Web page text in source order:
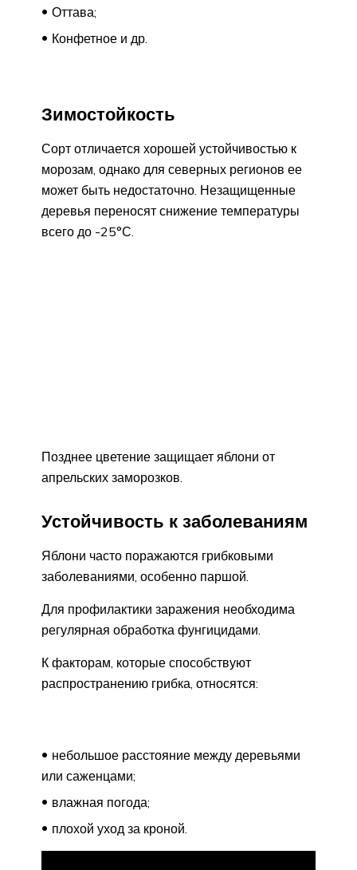
Оттава;
Конфетное и др.
Зимостойкость
Сорт отличается хорошей устойчивостью к
морозам, однако для северных регионов ее
может быть недостаточно. Незащищенные
деревья переносят снижение температуры
всего до -25°С.
Позднее цветение защищает яблони от
апрельских заморозков.
Устойчивость к заболеваниям
Яблони часто поражаются грибковыми
заболеваниями, особенно паршой.
Для профилактики заражения необходима
регулярная обработка фунгицидами.
К факторам, которые способствуют
распространению грибка, относятся:
небольшое расстояние между деревьями
или саженцами;
влажная погода;
плохой уход за кроной.